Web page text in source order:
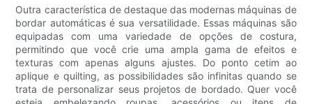
Outra característica de destaque das modernas máquinas de
bordar automáticas é sua versatilidade. Essas máquinas são
equipadas com uma variedade de opções de costura,
permitindo que você crie uma ampla gama de efeitos e
texturas com apenas alguns ajustes. Do ponto cetim ao
aplique e quilting, as possibilidades são infinitas quando se
trata de personalizar seus projetos de bordado. Quer você